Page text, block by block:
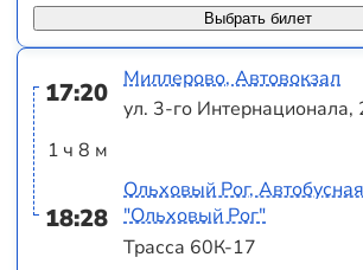
Выбрать билет
17:20
1 ч 8 м
18:28
Миллерово, Автовокзал
ул. 3-го Интернационала,
Ольховый Рог,
"Ольховый Рог"
Трасса 60К-17